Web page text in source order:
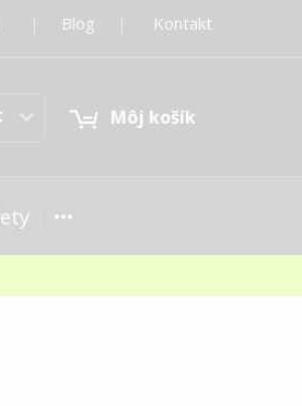
Blog Kontakt
Môj košík